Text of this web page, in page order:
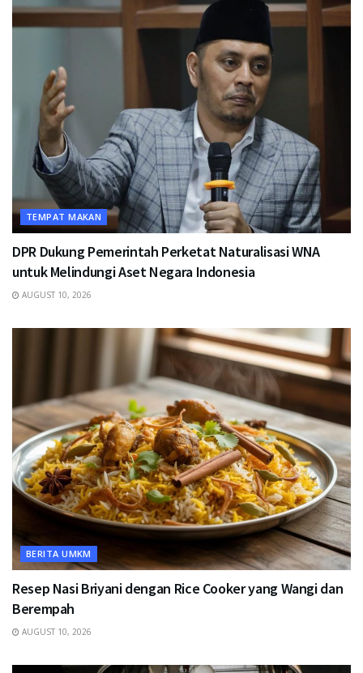
TEMPAT MAKAN
DPR Dukung Pemerintah Perketat Naturalisasi WNA
untuk Melindungi Aset Negara Indonesia
AUGUST 10, 2026
BERITA UMKM
Resep Nasi Briyani dengan Rice Cooker yang Wangi dan
Berempah
AUGUST 10, 2026